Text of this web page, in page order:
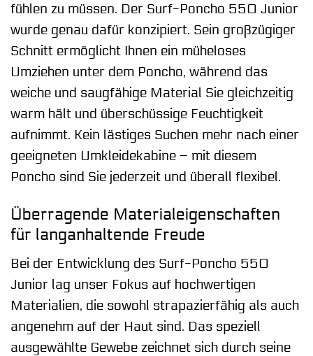
fühlen zu müssen. Der Surf-Poncho 550 Junior
wurde genau dafür konzipiert. Sein großzügiger
Schnitt ermöglicht Ihnen ein müheloses
Umziehen unter dem Poncho, während das
weiche und saugfähige Material Sie gleichzeitig
warm hält und überschüssige Feuchtigkeit
aufnimmt. Kein lästiges Suchen mehr nach einer
geeigneten Umkleidekabine – mit diesem
Poncho sind Sie jederzeit und überall flexibel.
Überragende Materialeigenschaften
für langanhaltende Freude
Bei der Entwicklung des Surf-Poncho 550
Junior lag unser Fokus auf hochwertigen
Materialien, die sowohl strapazierfähig als auch
angenehm auf der Haut sind. Das speziell
ausgewählte Gewebe zeichnet sich durch seine